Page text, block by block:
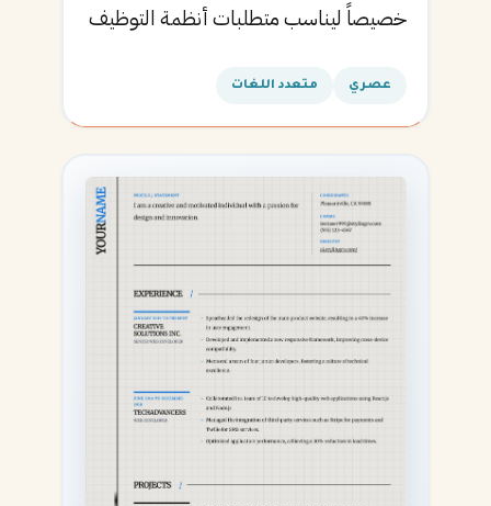
خصيصاً ليناسب متطلبات أنظمة التوظيف
القادمة.
عصري متعدد اللغات